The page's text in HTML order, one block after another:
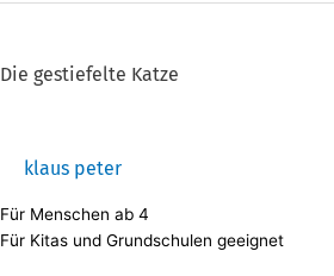
Die gestiefelte Katze
klaus peter
Für Menschen ab 4
Für Kitas und Grundschulen geeignet
Katze